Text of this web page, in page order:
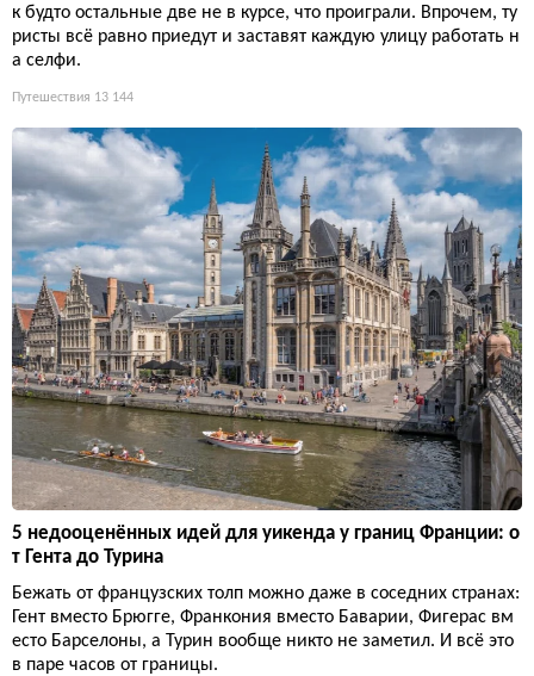
к будто остальные две не в курсе, что проиграли. Впрочем, ту
ристы всё равно приедут и заставят каждую улицу работать н
а селфи.
Путешествия 13 144
5 недооценённых идей для уикенда у границ Франции: о
т Гента до Турина
Бежать от французских толп можно даже в соседних странах:
Гент вместо Брюгге, Франкония вместо Баварии, Фигерас вм
есто Барселоны, а Турин вообще никто не заметил. И всё это
в паре часов от границы.